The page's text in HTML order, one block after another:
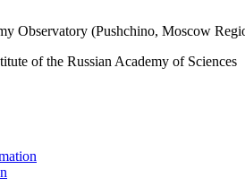
Observatory (Pushchino, Moscow
of the Russian Academy of Sciences